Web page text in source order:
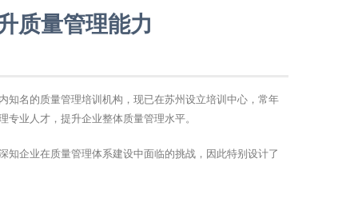
质量管理能力
知名的质量管理培训机构，现已在苏州设立培训中心，常年
业人才，提升企业整体质量管理水平。
企业在质量管理体系建设中面临的挑战，因此特别设计了